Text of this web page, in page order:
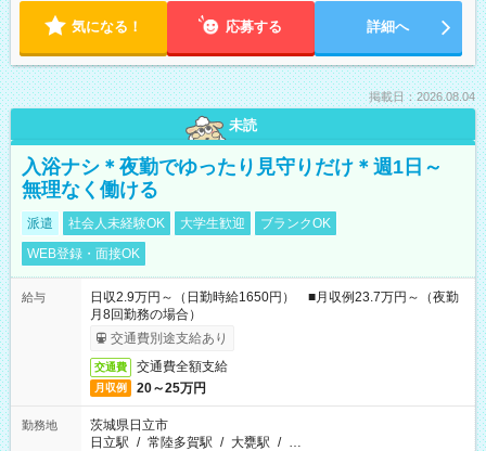
気になる！ 応募する 詳細へ
掲載日：2026.08.04
未読
入浴ナシ＊夜勤でゆったり見守りだけ＊週1日～
無理なく働ける
派遣 社会人未経験OK 大学生歓迎
ブランクOK
WEB登録・面接OK
給与
日収2.9万円～（日勤時給1650円） ■月収例23.7万円～（夜勤
月8回勤務の場合）
交通費別途支給あり
交通費 交通費全額支給
月収例 20～25万円
勤務地
茨城県日立市
日立駅 / 常陸多賀駅 / 大甕駅 / …